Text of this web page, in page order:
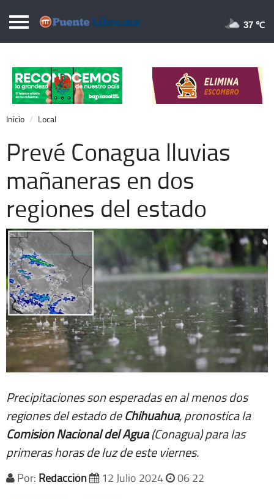
Puentelibre.mx
Local
Nacional
Opinión
Cronos
Economía
Espectáculos
Deportes
Extra +
37 ℃
Inicio Local
Prevé Conagua lluvias
mañaneras en dos
regiones del estado
Precipitaciones son esperadas en al menos dos
regiones del estado deChihuahua, pronostica la
Comisión Nacional del Agua(Conagua) para las
primeras horas de luz de este viernes.
Por: Redacción 12 Julio 2024 06 22